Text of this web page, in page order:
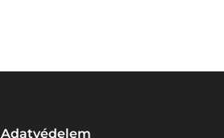
Adatvédelem